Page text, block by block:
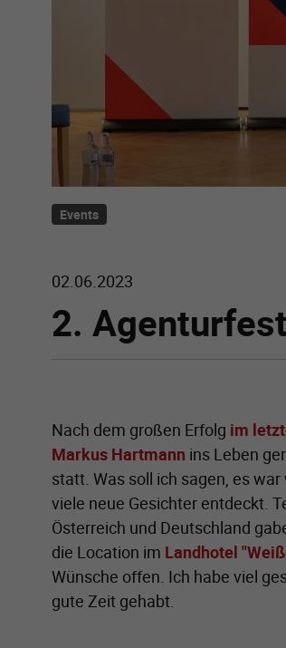
Events
02.06.2023
2.
Nach dem großen Erfolg im
Markus Hartmann ins Leben
statt. Was soll ich sagen, es
viele neue Gesichter entdeckt.
Österreich und Deutschland
die Location im Landhotel
Wünsche offen. Ich habe viel
gute Zeit gehabt.